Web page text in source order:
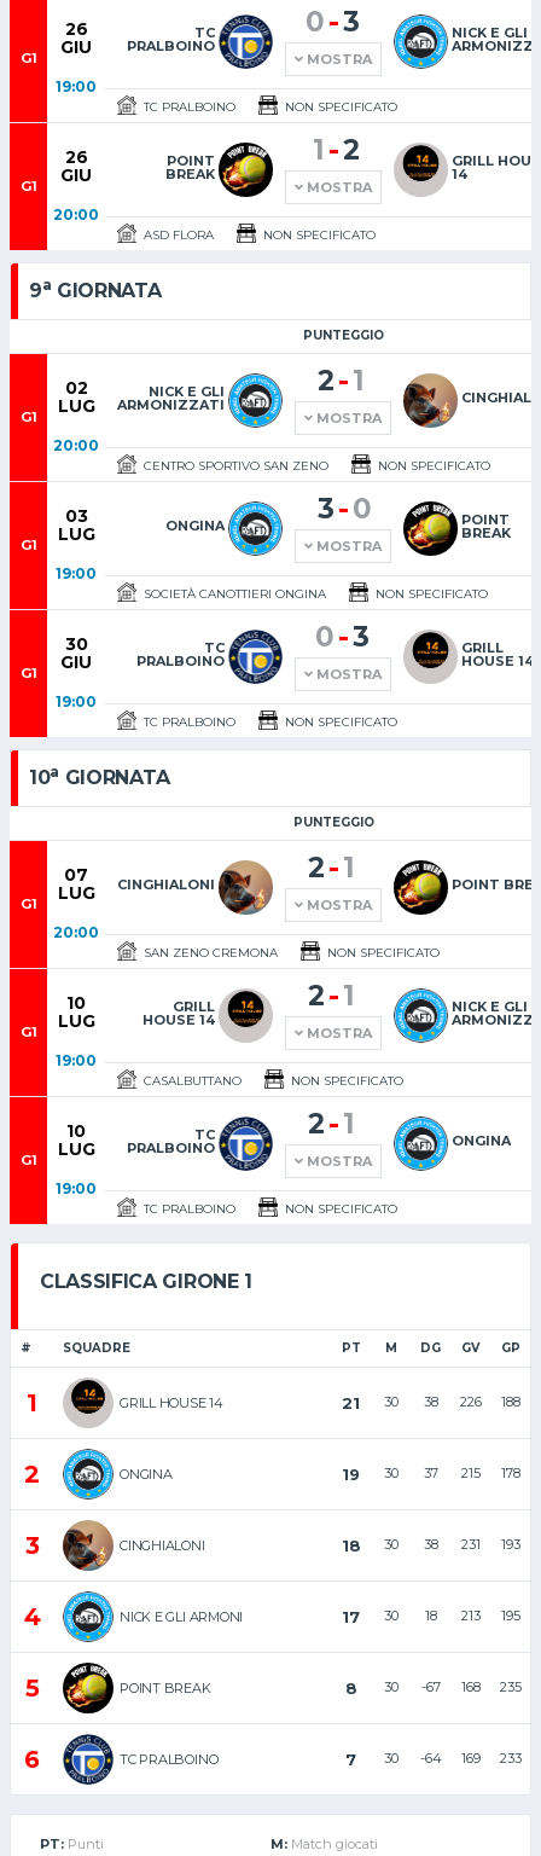
G1
26
GIU
19:00
TC
PRALBOINO
0-3
MOSTRA
NICK E GLI
TC PRALBOINO NON SPECIFICATO
G1
26
GIU
20:00
POINT
BREAK
1 -2
MOSTRA
GRILL
14
ASD FLORA NON SPECIFICATO
9a GIORNATA
PUNTEGGIO
G1
02
LUG
20:00
NICK E GLI
ARMONIZZATI
2-1
MOSTRA
CENTRO SPORTIVO SAN ZENO NON SPECIFICATO
G1
03
LUG
19:00
ONGINA 3-0
MOSTRA
POINT
BREAK
SOCIETÀ CANOTTIERI ONGINA NON SPECIFICATO
G1
30
GIU
19:00
TC
PRALBOINO
0-3
MOSTRA
GRILL
HOUSE 14
TC PRALBOINO NON SPECIFICATO
10a GIORNATA
PUNTEGGIO
G1
07
LUG
20:00
CINGHIALONI 2-1
MOSTRA
POINT
SAN ZENO CREMONA NON SPECIFICATO
G1
10
LUG
19:00
GRILL
HOUSE 14
2-1
MOSTRA
NICK E GLI
CASALBUTTANO NON SPECIFICATO
G1
10
LUG
19:00
TC
PRALBOINO
2-1
MOSTRA
ONGINA
TC PRALBOINO NON SPECIFICATO
CLASSIFICA GIRONE 1
# SQUADRE PT M DG GV GP
1 GRILL HOUSE 14 21 30 38 226 188
2 ONGINA 19 30 37 215 178
3 CINGHIALONI 18 30 38 231 193
4 NICK E GLI ARMONIZZATI 17 30 18 213 195
5 POINT BREAK 8 30 -67 168 235
6 TC PRALBOINO 7 30 -64 169 233
PT: Punti M: Match giocati